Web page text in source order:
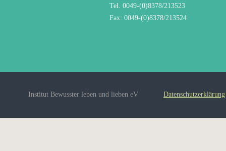
Tel. 0049-(0)8378/213523
Fax: 0049-(0)8378/213524
Institut Bewusster leben und lieben eV Datenschutzerklärung